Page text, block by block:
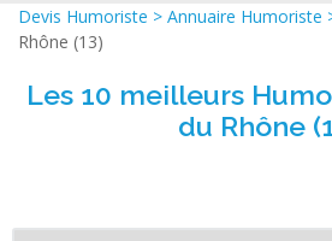
Devis Humoriste > Annuaire Humoriste
Rhône (13)
Les 10 meilleurs
du Rhône